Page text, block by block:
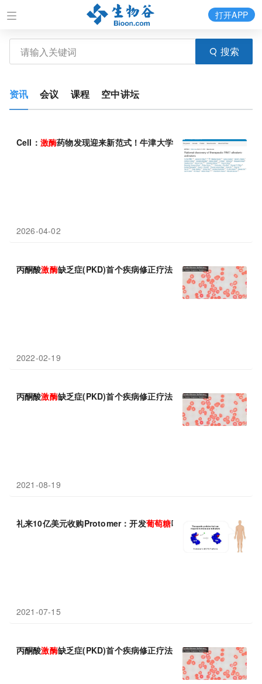
搜索
打开APP
资讯 会议 课程 空中讲坛
Cell： 激酶药物发现迎来新范式！牛津大学雷鸣团队报道理性设计
2026-04-02
丙酮酸激酶缺乏症(PKD)首个疾病修正疗法！美国FDA批准首创口
2022-02-19
丙酮酸激酶缺乏症(PKD)首个疾病修正疗法！首创口服PKR变构
2021-08-19
礼来10亿美元收购Protomer：开发葡萄糖响应性胰岛素，可感知
2021-07-15
丙酮酸激酶缺乏症(PKD)首个疾病修正疗法！首创口服PKR变构